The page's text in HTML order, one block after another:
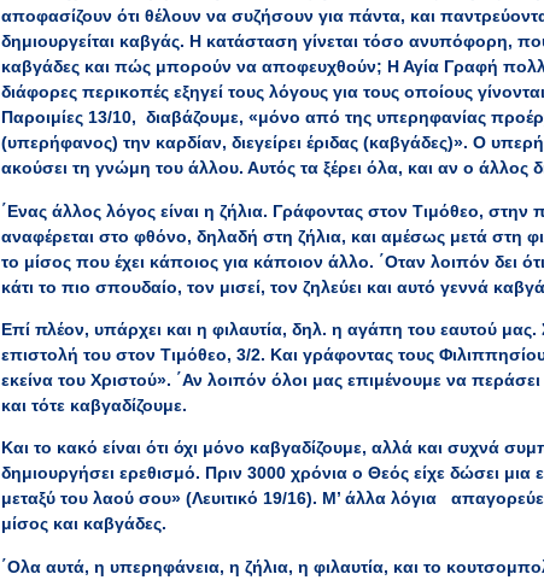
αποφασίζουν ότι θέλουν να συζήσουν για πάντα, και
δημιουργείται καβγάς. Η κατάσταση γίνεται τόσο ανυπόφορη, που
καβγάδες και πώς μπορούν να αποφευχθούν; Η Αγία Γραφή
διάφορες περικοπές εξηγεί τους λόγους για τους οποίους
Παροιμίες 13/10, διαβάζουμε, «μόνο από της υπερηφανίας
(υπερήφανος) την καρδίαν, διεγείρει έριδας (καβγάδες)». Ο
ακούσει τη γνώμη του άλλου. Αυτός τα ξέρει όλα, και αν ο
΄Ενας άλλος λόγος είναι η ζήλια. Γράφοντας στον Τιμόθεο,
αναφέρεται στο φθόνο, δηλαδή στη ζήλια, και αμέσως μετά στη
το μίσος που έχει κάποιος για κάποιον άλλο. ΄Οταν λοιπόν δει
κάτι το πιο σπουδαίο, τον μισεί, τον ζηλεύει και αυτό γεννά
Επί πλέον, υπάρχει και η φιλαυτία, δηλ. η αγάπη του εαυτού
επιστολή του στον Τιμόθεο, 3/2. Και γράφοντας τους
εκείνα του Χριστού». ΄Αν λοιπόν όλοι μας επιμένουμε να
και τότε καβγαδίζουμε.
Και το κακό είναι ότι όχι μόνο καβγαδίζουμε, αλλά και συχνά
δημιουργήσει ερεθισμό. Πριν 3000 χρόνια ο Θεός είχε δώσει
μεταξύ του λαού σου» (Λευιτικό 19/16). Μ’ άλλα λόγια
μίσος και καβγάδες.
΄Ολα αυτά, η υπερηφάνεια, η ζήλια, η φιλαυτία, και το